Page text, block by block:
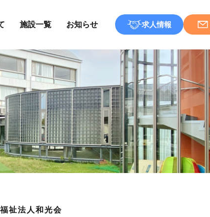
施設一覧 お知らせ 求人情報
祉法人和光会